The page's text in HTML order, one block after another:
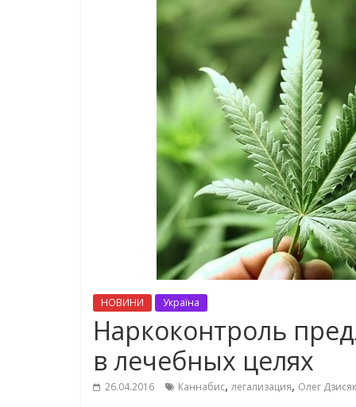
НОВИНИ Україна
Наркоконтроль
в лечебных целях
26.04.2016 Каннабис, легализация, Олег Дзисяк